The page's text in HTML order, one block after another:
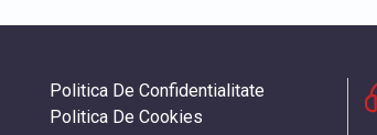
Politica De Confidentialitate
Politica De Cookies